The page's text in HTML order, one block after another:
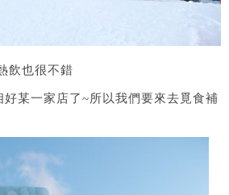
飲也很不錯
某一家店了~所以我們要來去覓食補